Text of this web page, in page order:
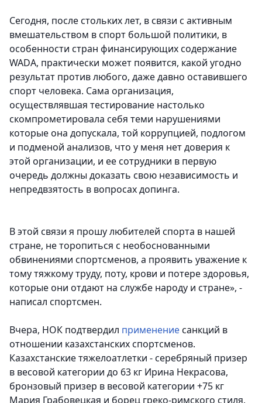
Сегодня, после стольких лет, в связи с активным
вмешательством в спорт большой политики, в
особенности стран финансирующих содержание
WADA, практически может появится, какой угодно
результат против любого, даже давно оставившего
спорт человека. Сама организация,
осуществлявшая тестирование настолько
скомпрометировала себя теми нарушениями
которые она допускала, той коррупцией, подлогом
и подменой анализов, что у меня нет доверия к
этой организации, и ее сотрудники в первую
очередь должны доказать свою независимость и
непредвзятость в вопросах допинга.
В этой связи я прошу любителей спорта в нашей
стране, не торопиться с необоснованными
обвинениями спортсменов, а проявить уважение к
тому тяжкому труду, поту, крови и потере здоровья,
которые они отдают на службе народу и стране», -
написал спортсмен.
Вчера, НОК подтвердил применениесанкций в
отношении казахстанских спортсменов.
Казахстанские тяжелоатлетки - серебряный призер
в весовой категории до 63 кг Ирина Некрасова,
бронзовый призер в весовой категории +75 кг
Мария Грабовецкая и борец греко-римского стиля,